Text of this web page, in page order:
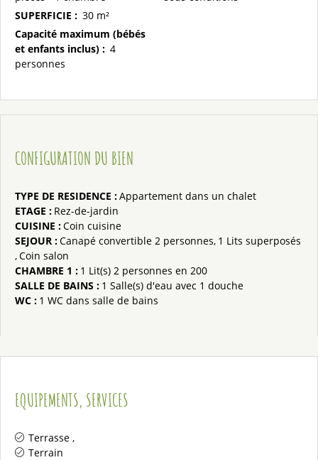
SUPERFICIE : 30 m²
Capacité maximum (bébés
et enfants inclus) : 4
personnes
CONFIGURATION DU BIEN
TYPE DE RESIDENCE :Appartement dans un chalet
ETAGE : Rez-de-jardin
CUISINE :Coin cuisine
SEJOUR :Canapé convertible 2 personnes 1 Lits superposés
Coin salon
CHAMBRE 1 : 1 Lit(s) 2 personnes en 200
SALLE DE BAINS : 1 Salle(s) d'eau avec 1 douche
WC : 1 WC dans salle de bains
EQUIPEMENTS, SERVICES
Terrasse
Terrain